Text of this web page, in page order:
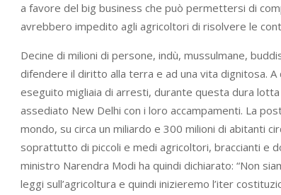
a favore del big business che può permettersi di
avrebbero impedito agli agricoltori di risolvere le
Decine di milioni di persone, indù, mussulmane,
difendere il diritto alla terra e ad una vita dignitosa.
eseguito migliaia di arresti, durante questa dura
assediato New Delhi con i loro accampamenti. La
mondo, su circa un miliardo e 300 milioni di abitanti
soprattutto di piccoli e medi agricoltori, braccianti e
ministro Narendra Modi ha quindi dichiarato: “Non
leggi sull’agricoltura e quindi inizieremo l’iter